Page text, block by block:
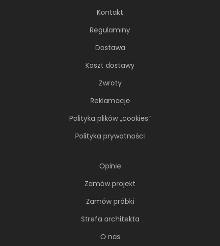
66-metrowy apartament:
przystań dla nowoczesnej
lata kursowała między światowymi
Kontakt
Regulaminy
Dostawa
Koszt dostawy
Zwroty
Reklamacje
Polityka plików „cookies”
Polityka prywatności
Opinie
Zamów projekt
Zamów próbki
Strefa architekta
O nas